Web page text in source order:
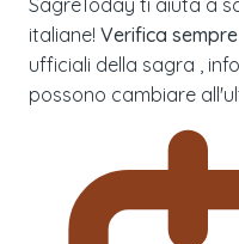
italiane! Verifica
ufficiali della sagra ,
possono cambiare